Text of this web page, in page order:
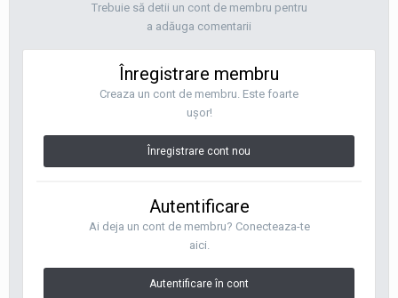
Trebuie să detii un cont de membru pentru
a adăuga comentarii
Înregistrare membru
Creaza un cont de membru. Este foarte
uşor!
Înregistrare cont nou
Autentificare
Ai deja un cont de membru? Conecteaza-te
aici.
Autentificare în cont